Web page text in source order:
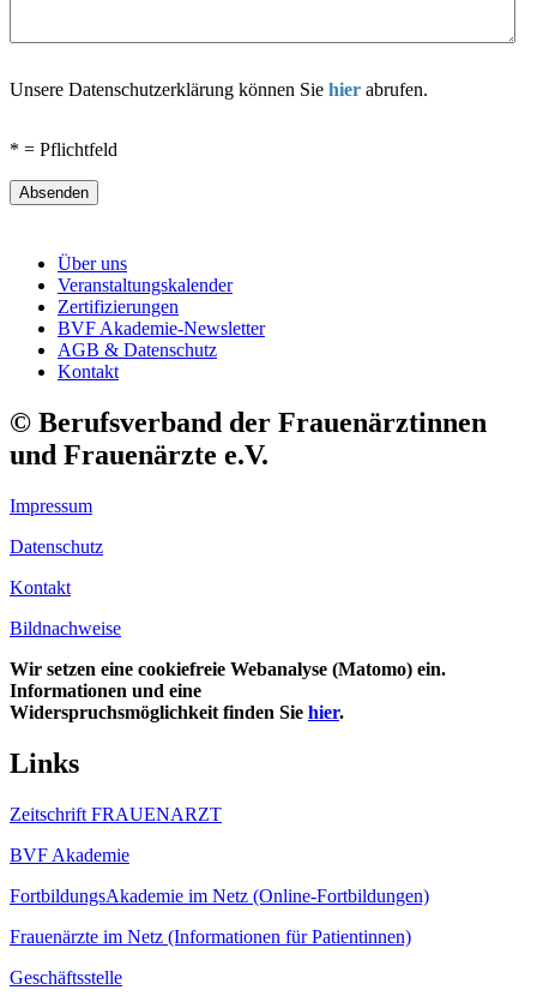
Unsere Datenschutzerklärung können Sie hier abrufen.
* = Pflichtfeld
Absenden
Über uns
Veranstaltungskalender
Zertifizierungen
BVF Akademie-Newsletter
AGB & Datenschutz
Kontakt
© Berufsverband der Frauenärztinnen
und Frauenärzte e.V.
Impressum
Datenschutz
Kontakt
Bildnachweise
Wir setzen eine cookiefreie Webanalyse (Matomo) ein.
Informationen und eine
Widerspruchsmöglichkeit finden Sie hier.
Links
Zeitschrift FRAUENARZT
BVF Akademie
FortbildungsAkademie im Netz (Online-Fortbildungen)
Frauenärzte im Netz (Informationen für Patientinnen)
Geschäftsstelle